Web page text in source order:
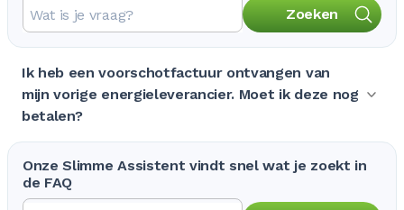
Zoeken
Ik heb een voorschotfactuur ontvangen van
mijn vorige energieleverancier. Moet ik deze nog
betalen?
Onze Slimme Assistent vindt snel wat je zoekt in
de FAQ